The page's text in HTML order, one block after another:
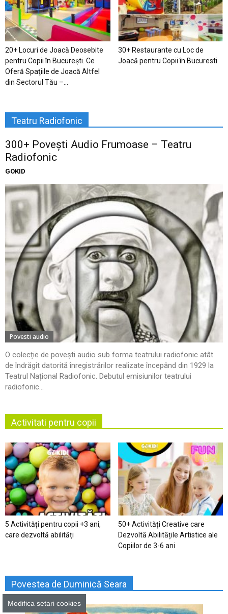
20+ Locuri de Joacă Deosebite
pentru Copii în Bucureşti. Ce
Oferă Spaţiile de Joacă Altfel
din Sectorul Tău –...
30+ Restaurante cu Loc de
Joacă pentru Copii în Bucuresti
Teatru Radiofonic
300+ Povești Audio Frumoase – Teatru
Radiofonic
GOKID
Povesti audio
O colecție de povești audio sub forma teatrului radiofonic atât
de îndrăgit datorită înregistrărilor realizate începând din 1929 la
Teatrul Național Radiofonic. Debutul emisiunilor teatrului
radiofonic...
Activitati pentru copii
5 Activități pentru copii +3 ani,
care dezvoltă abilități
50+ Activități Creative care
Dezvoltă Abilitățile Artistice ale
Copiilor de 3-6 ani
Povestea de Duminică Seara
Modifica setari cookies